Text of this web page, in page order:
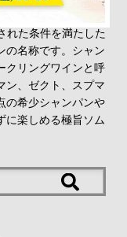
で造られ、かつ、
れた条件を満たした
の名称です。シャン
クリングワインと呼
ン、ゼクト、スプマ
の希少シャンパンや
に楽しめる極旨ソム